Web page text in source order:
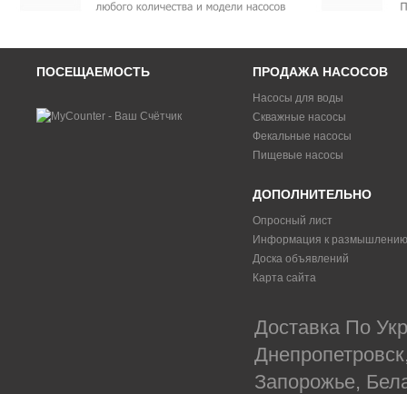
ПОСЕЩАЕМОСТЬ ПРОДАЖА НАСОСОВ
Насосы для воды
Скважные насосы
Фекальные насосы
Пищевые насосы
ДОПОЛНИТЕЛЬНО
Опросный лист
Информация к размышлению
Доска объявлений
Карта сайта
Доставка По
Запорожье,